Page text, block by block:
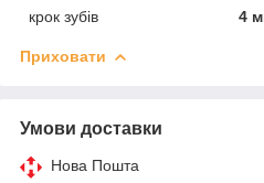
крок зубів
4
Приховати
Умови доставки
Нова Пошта